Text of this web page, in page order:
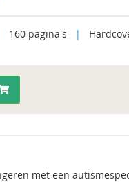
160 pagina's |
met een